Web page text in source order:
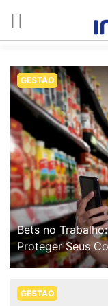
GESTÃO
Bets no
Proteger Seus
GESTÃO